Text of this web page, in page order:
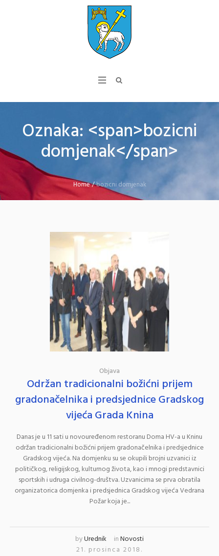
Oznaka: <span>bozicni
domjenak</span>
Home/bozicni domjenak
Objava
Održan tradicionalni božićni prijem
gradonačelnika i predsjednice Gradskog
vijeća Grada Knina
Danas je u 11 sati u novouređenom restoranu Doma HV-a u Kninu
održan tradicionalni božićni prijem gradonačelnika i predsjednice
Gradskog vijeća. Na domjenku su se okupili brojni uzvanici iz
političkog, religijskog, kulturnog života, kao i mnogi predstavnici
sportskih i udruga civilnog-društva. Uzvanicima se prva obratila
organizatorica domjenka i predsjednica Gradskog vijeća Vedrana
Požar koja je...
byUrednik inNovosti
21. prosinca 2018.